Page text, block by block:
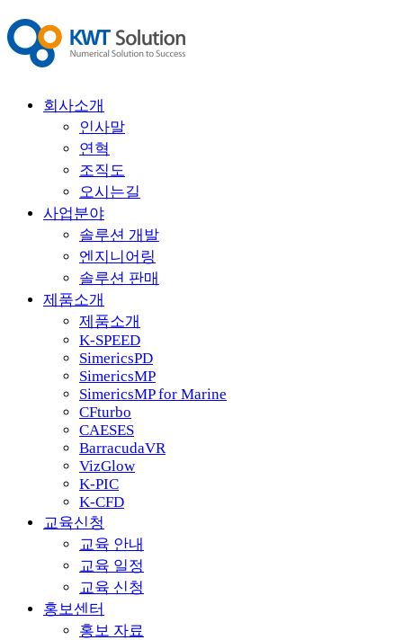
회사소개
인사말
연혁
조직도
오시는길
사업분야
솔루션 개발
엔지니어링
솔루션 판매
제품소개
제품소개
K-SPEED
SimericsPD
SimericsMP
SimericsMP for Marine
CFturbo
CAESES
BarracudaVR
VizGlow
K-PIC
K-CFD
교육신청
교육 안내
교육 일정
교육 신청
홍보센터
홍보 자료